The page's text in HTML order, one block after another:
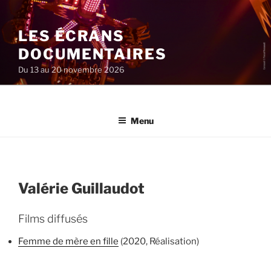
au
contenu
principal
LES ÉCRANS
DOCUMENTAIRES
Du 13 au 20 novembre 2026
Menu
Valérie Guillaudot
Films diffusés
Femme de mère en fille (2020, Réalisation)